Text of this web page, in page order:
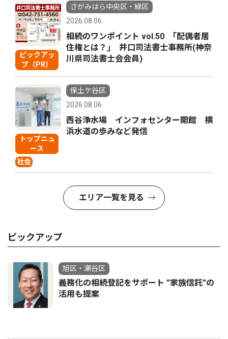
ピックアッ
プ（PR）
さがみはら中央区・緑区
2026.08.06
相続のワンポイント vol.50 ｢配偶者居
住権とは？｣ 井口司法書士事務所(神奈
川県司法書士会会員)
トップニュ
ース
社会
保土ケ谷区
2026.08.06
西谷浄水場 インフォセンター開館 横
浜水道の歩みなど発信
エリア一覧を見る
ピックアップ
旭区・瀬谷区
義務化の相続登記をサポート ”家族信託”の
活用も提案